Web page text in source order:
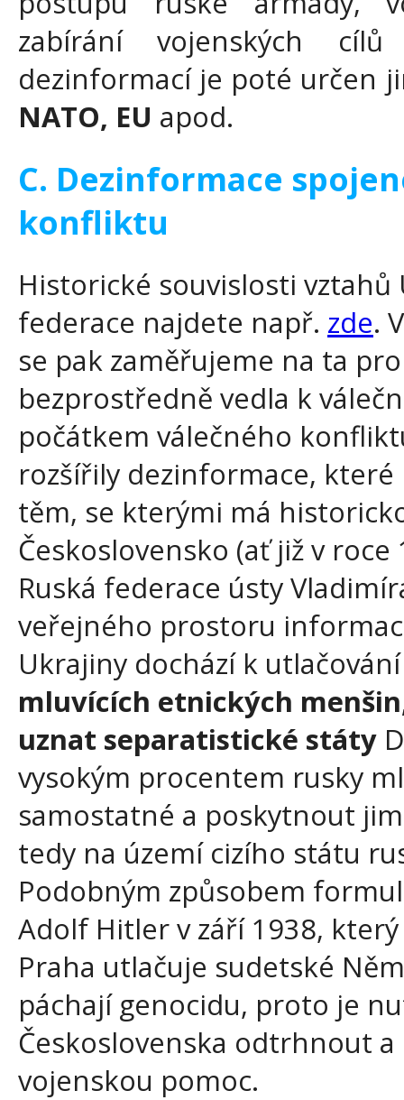
zabírání vojenských
dezinformací je poté určen
NATO, EU apod.
C. Dezinformace
konfliktu
Historické souvislosti vztahů
federace najdete např. zde.
se pak zaměřujeme na ta
bezprostředně vedla k
počátkem válečného
rozšířily dezinformace,
těm, se kterými má
Československo (ať již v roce
Ruská federace ústy
veřejného prostoru
Ukrajiny dochází k
mluvících etnických
uznat separatistické státy
vysokým procentem rusky
samostatné a poskytnout
tedy na území cizího státu
Podobným způsobem
Adolf Hitler v září 1938,
Praha utlačuje sudetské
páchají genocidu, proto je
Československa odtrhnout
vojenskou pomoc.